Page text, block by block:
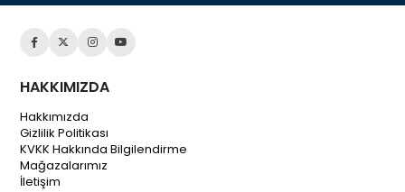
HAKKIMIZDA
Hakkımızda
Gizlilik Politikası
KVKK Hakkında Bilgilendirme
Mağazalarımız
İletişim